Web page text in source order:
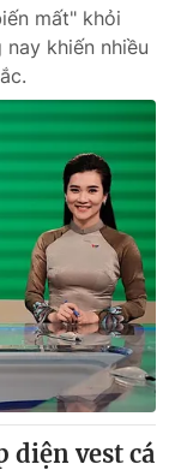
mất" khỏi
khiến nhiều
diện vest cá